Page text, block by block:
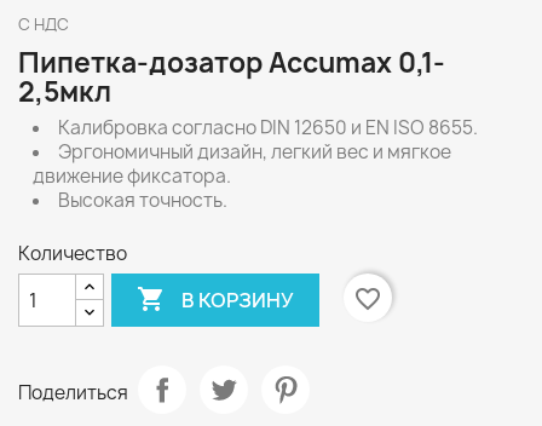
С НДС
Пипетка-дозатор Accumax 0,1-
2,5мкл
Калибровка согласно DIN 12650 и EN ISO 8655.
Эргономичный дизайн, легкий вес и мягкое
движение фиксатора.
Высокая точность.
Количество
 В КОРЗИНУ favorite_border
Поделиться